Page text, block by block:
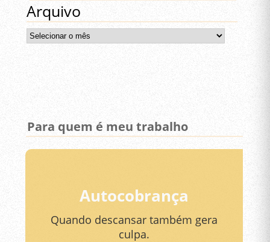
Arquivo
Arquivo
Para quem é meu trabalho
Autocobrança
Quando descansar também gera
culpa.